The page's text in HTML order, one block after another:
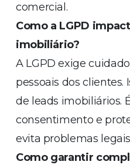
comercial.
Como a LGPD
imobiliário?
A LGPD exige
pessoais dos clientes.
de leads imobiliários.
consentimento e
evita problemas
Como garantir